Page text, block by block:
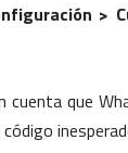
>
que